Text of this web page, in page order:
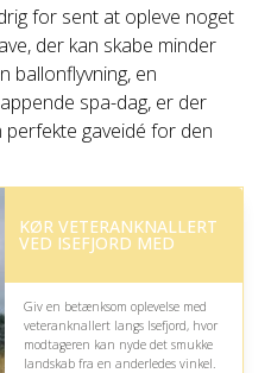
for sent at opleve noget
der kan skabe minder
ballonflyvning, en
spa-dag, er der
gaveidé for den
KØR VETERANKNALLERT
VED ISEFJORD MED
Giv en betænksom oplevelse med
veteranknallert langs Isefjord, hvor
modtageren kan nyde det smukke
landskab fra en anderledes vinkel.